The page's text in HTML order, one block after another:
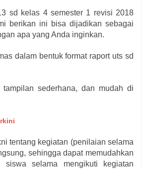
sd kelas 4 semester 1 revisi 2018
berikan ini bisa dijadikan sebagai
apa yang Anda inginkan.
dalam bentuk format raport uts sd
sederhana, dan mudah di
tentang kegiatan (penilaian selama
sehingga dapat memudahkan
selama mengikuti kegiatan